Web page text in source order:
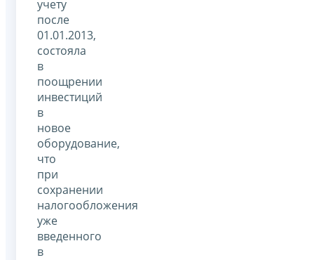
учету
после
01.01.2013,
состояла
в
поощрении
инвестиций
в
новое
оборудование,
что
при
сохранении
налогообложения
уже
введенного
в